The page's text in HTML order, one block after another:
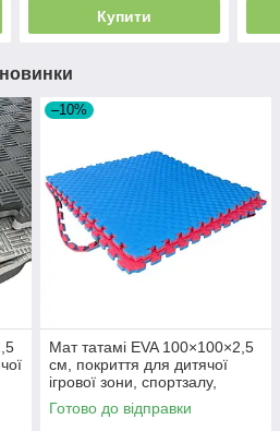
Купити
новинки
–10%
Мат татамі EVA 100×100×2,5
см, покриття для дитячої
ігрової зони, спортзалу,
садочка, школи, червоний/
синій
Готово до відправки